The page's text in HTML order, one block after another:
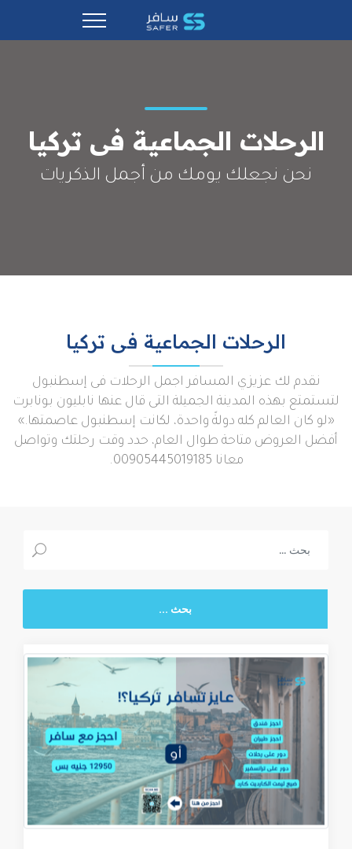
الرحلات الجماعية فى تركيا
نحن نجعلك يومك من أجمل الذكريات
الرحلات الجماعية فى تركيا
نقدم لك عزيزي المسافر اجمل الرحلات فى إسطنبول
لتستمتع بهذه المدينة الجميلة التى قال عنها نابليون بونابرت
«لو كان العالم كله دولةً واحدة، لكانت إسطنبول عاصمتها.»
أفضل العروض متاحة طوال العام، حدد وقت رحلتك وتواصل
معانا 00905445019185.